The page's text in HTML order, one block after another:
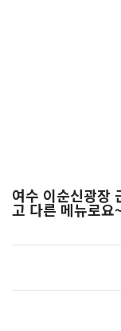
여수 이순신광장
고 다른 메뉴로요